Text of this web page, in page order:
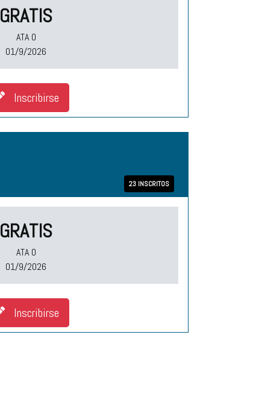
GRATIS
ATA O
01/9/2026
Inscribirse
23 INSCRITOS
GRATIS
ATA O
01/9/2026
Inscribirse